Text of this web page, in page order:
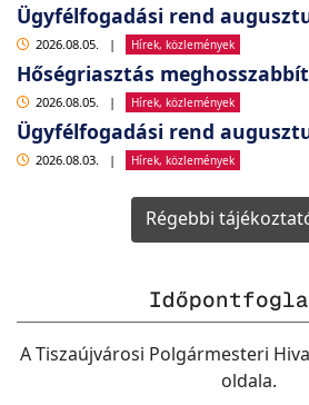
Ügyfélfogadási rend
2026.08.05. | Hírek, közlemények
Hőségriasztás
2026.08.05. | Hírek, közlemények
Ügyfélfogadási rend
2026.08.03. | Hírek, közlemények
Régebbi
A Tiszaújvárosi Polgármesteri
oldala.